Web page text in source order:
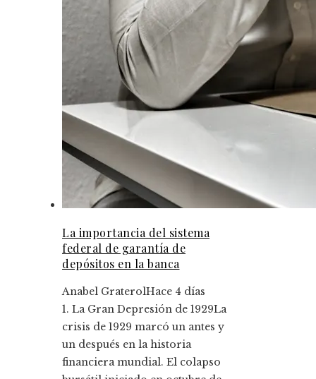
La importancia del sistema
federal de garantía de
depósitos en la banca
Anabel GraterolHace 4 días
1. La Gran Depresión de 1929La
crisis de 1929 marcó un antes y
un después en la historia
financiera mundial. El colapso